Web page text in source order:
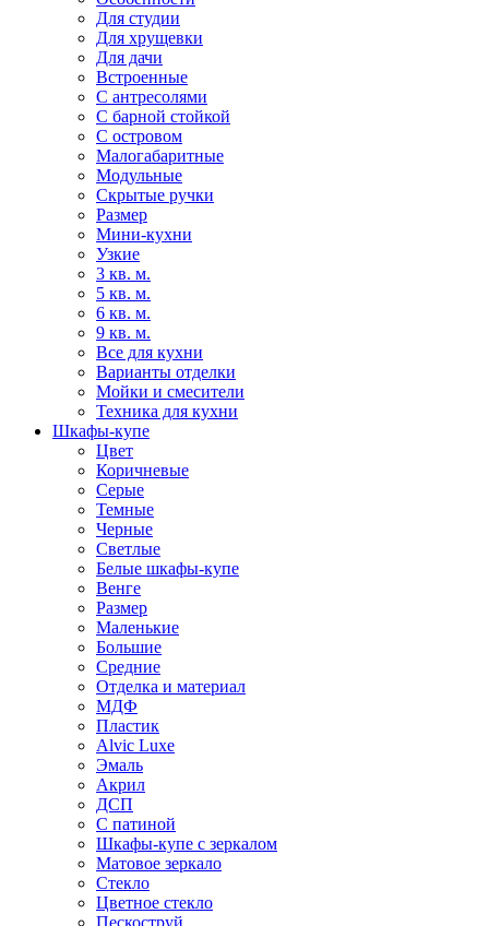
Для студии
Для хрущевки
Для дачи
Встроенные
С антресолями
С барной стойкой
С островом
Малогабаритные
Модульные
Скрытые ручки
Размер
Мини-кухни
Узкие
3 кв. м.
5 кв. м.
6 кв. м.
9 кв. м.
Все для кухни
Варианты отделки
Мойки и смесители
Техника для кухни
Шкафы-купе
Цвет
Коричневые
Серые
Темные
Черные
Светлые
Белые шкафы-купе
Венге
Размер
Маленькие
Большие
Средние
Отделка и материал
МДФ
Пластик
Alvic Luxe
Эмаль
Акрил
ДСП
С патиной
Шкафы-купе с зеркалом
Матовое зеркало
Стекло
Цветное стекло
Пескоструй